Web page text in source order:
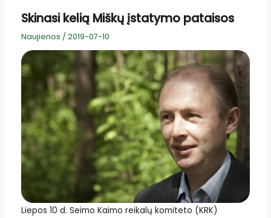
Skinasi kelią Miškų įstatymo pataisos
Naujienos / 2019-07-10
Liepos 10 d. Seimo Kaimo reikalų komiteto (KRK)